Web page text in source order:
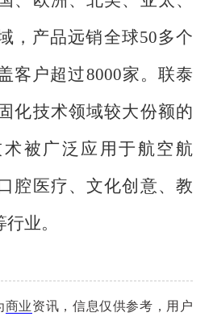
，产品远销全球50多个
客户超过8000家。联泰
化技术领域较大份额的
被广泛应用于航空航
腔医疗、文化创意、教
业。
商业资讯，信息仅供参考，用户